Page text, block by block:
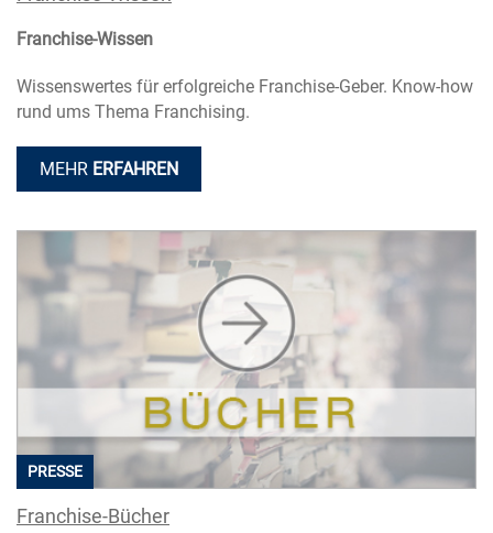
Franchise-Wissen
Wissenswertes für erfolgreiche Franchise-Geber. Know-how
rund ums Thema Franchising.
MEHR ERFAHREN
PRESSE
Franchise-Bücher